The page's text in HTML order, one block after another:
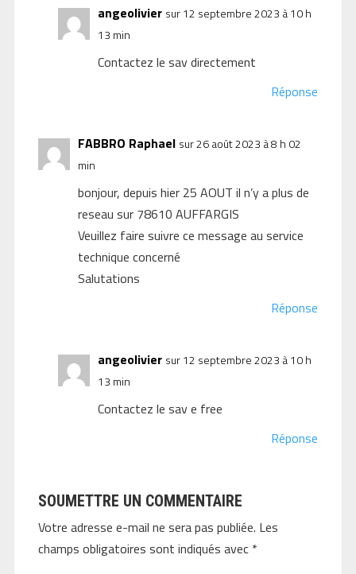
angeolivier sur 12 septembre 2023 à 10 h
13 min
Contactez le sav directement
Réponse
FABBRO Raphael sur 26 août 2023 à 8 h 02
min
bonjour, depuis hier 25 AOUT il n’y a plus de
reseau sur 78610 AUFFARGIS
Veuillez faire suivre ce message au service
technique concerné
Salutations
Réponse
angeolivier sur 12 septembre 2023 à 10 h
13 min
Contactez le sav e free
Réponse
SOUMETTRE UN COMMENTAIRE
Votre adresse e-mail ne sera pas publiée. Les
champs obligatoires sont indiqués avec *